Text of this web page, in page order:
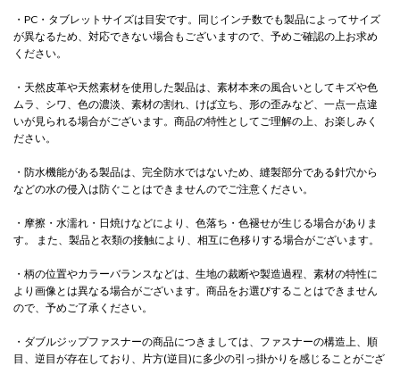
・PC・タブレットサイズは目安です。同じインチ数でも製品によってサイズ
が異なるため、対応できない場合もございますので、予めご確認の上お求め
ください。
・天然皮革や天然素材を使用した製品は、素材本来の風合いとしてキズや色
ムラ、シワ、色の濃淡、素材の割れ、けば立ち、形の歪みなど、一点一点違
いが見られる場合がございます。商品の特性としてご理解の上、お楽しみく
ださい。
・防水機能がある製品は、完全防水ではないため、縫製部分である針穴から
などの水の侵入は防ぐことはできませんのでご注意ください。
・摩擦・水濡れ・日焼けなどにより、色落ち・色褪せが生じる場合がありま
す。 また、製品と衣類の接触により、相互に色移りする場合がございます。
・柄の位置やカラーバランスなどは、生地の裁断や製造過程、素材の特性に
より画像とは異なる場合がございます。商品をお選びすることはできません
ので、予めご了承ください。
・ダブルジップファスナーの商品につきましては、ファスナーの構造上、順
目、逆目が存在しており、片方(逆目)に多少の引っ掛かりを感じることがござ